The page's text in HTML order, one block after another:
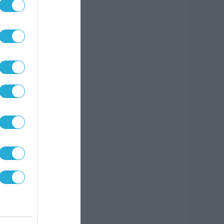
και
Η